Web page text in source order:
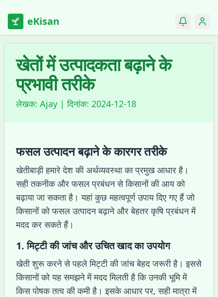
eKisan
खेतों में उत्पादकता बढ़ाने के
प्रभावी तरीके
लेखक: Ajay | दिनांक: 2024-12-18
फसल उत्पादन बढ़ाने के कारगर तरीके
खेतीबाड़ी हमारे देश की अर्थव्यवस्था का प्रमुख आधार है।
सही तकनीक और फसल प्रबंधन से किसानों की आय को
बढ़ाया जा सकता है। यहां कुछ महत्वपूर्ण उपाय दिए गए हैं जो
किसानों को फसल उत्पादन बढ़ाने और बेहतर कृषि प्रबंधन में
मदद कर सकते हैं।
1. मिट्टी की जांच और उचित खाद का उपयोग
खेती शुरू करने से पहले मिट्टी की जांच बेहद जरूरी है। इससे
किसानों को यह समझने में मदद मिलती है कि उनकी भूमि में
किस पोषक तत्व की कमी है। इसके आधार पर, सही मात्रा में